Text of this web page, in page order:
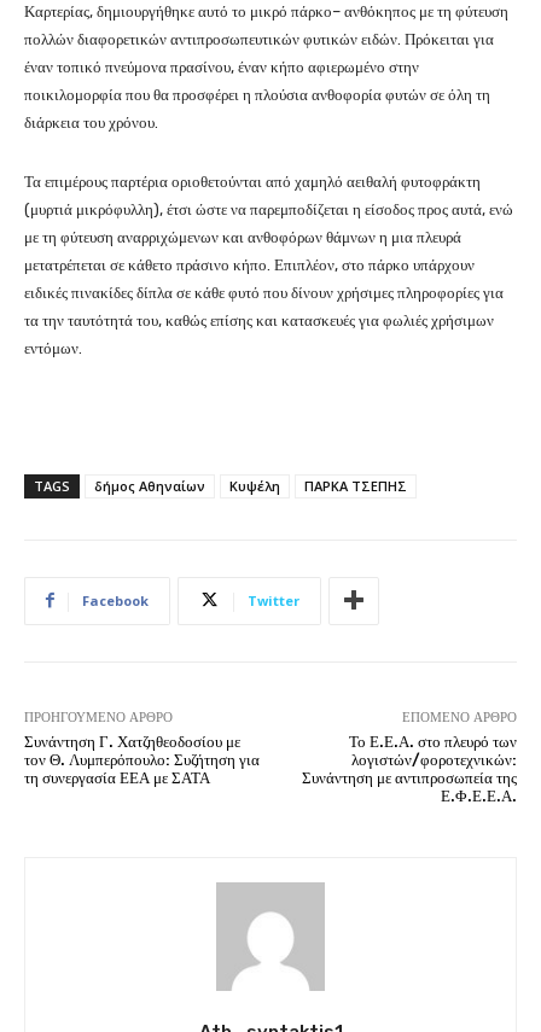
Καρτερίας, δημιουργήθηκε αυτό το μικρό πάρκο– ανθόκηπος με τη φύτευση
πολλών διαφορετικών αντιπροσωπευτικών φυτικών ειδών. Πρόκειται για
έναν τοπικό πνεύμονα πρασίνου, έναν κήπο αφιερωμένο στην
ποικιλομορφία που θα προσφέρει η πλούσια ανθοφορία φυτών σε όλη τη
διάρκεια του χρόνου.
Τα επιμέρους παρτέρια οριοθετούνται από χαμηλό αειθαλή φυτοφράκτη
(μυρτιά μικρόφυλλη), έτσι ώστε να παρεμποδίζεται η είσοδος προς αυτά, ενώ
με τη φύτευση αναρριχώμενων και ανθοφόρων θάμνων η μια πλευρά
μετατρέπεται σε κάθετο πράσινο κήπο. Επιπλέον, στο πάρκο υπάρχουν
ειδικές πινακίδες δίπλα σε κάθε φυτό που δίνουν χρήσιμες πληροφορίες για
τα την ταυτότητά του, καθώς επίσης και κατασκευές για φωλιές χρήσιμων
εντόμων.
TAGS δήμος Αθηναίων Κυψέλη ΠΑΡΚΑ ΤΣΕΠΗΣ
Facebook Twitter
ΠΡΟΗΓΟΎΜΕΝΟ ΆΡΘΡΟ
Συνάντηση Γ. Χατζηθεοδοσίου με
τον Θ. Λυμπερόπουλο: Συζήτηση για
τη συνεργασία ΕΕΑ με ΣΑΤΑ
ΕΠΌΜΕΝΟ ΆΡΘΡΟ
Το Ε.Ε.Α. στο πλευρό των
λογιστών/φοροτεχνικών:
Συνάντηση με αντιπροσωπεία της
Ε.Φ.Ε.Ε.Α.